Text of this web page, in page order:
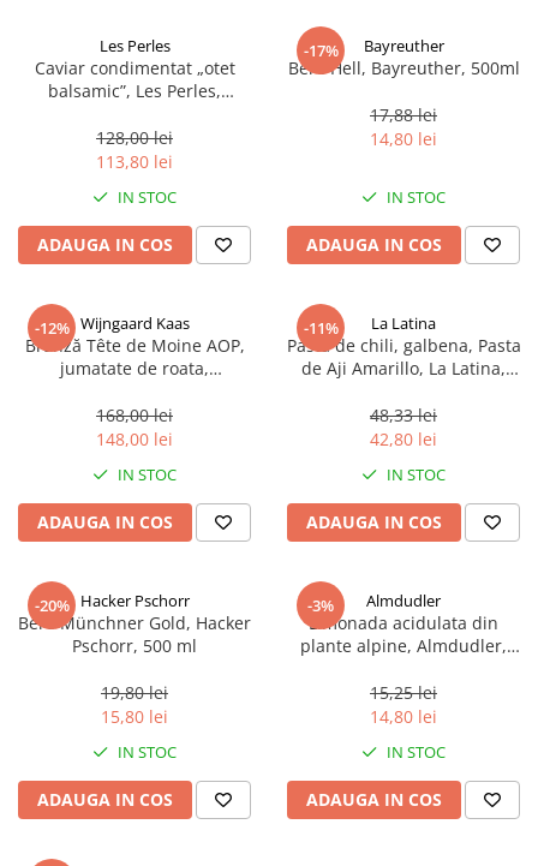
Les Perles
Caviar condimentat „otet
balsamic”, Les Perles,
sferice, 200 g
128,00 lei
113,80 lei
IN STOC
ADAUGA IN COS
-17% Bayreuther
Bere Hell, Bayreuther, 500ml
17,88 lei
14,80 lei
IN STOC
ADAUGA IN COS
-12% Wijngaard Kaas
Brânză Tête de Moine AOP,
jumatate de roata,
168,00 lei
148,00 lei
IN STOC
ADAUGA IN COS
-11% La Latina
Pasta de chili, galbena, Pasta
de Aji Amarillo, La Latina,
48,33 lei
42,80 lei
IN STOC
ADAUGA IN COS
-20% Hacker Pschorr
Bere Münchner Gold, Hacker
Pschorr, 500 ml
19,80 lei
15,80 lei
IN STOC
ADAUGA IN COS
-3% Almdudler
Limonada acidulata din
plante alpine, Almdudler,
15,25 lei
14,80 lei
IN STOC
ADAUGA IN COS